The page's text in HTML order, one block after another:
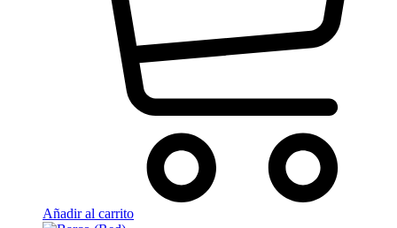
Añadir al carrito